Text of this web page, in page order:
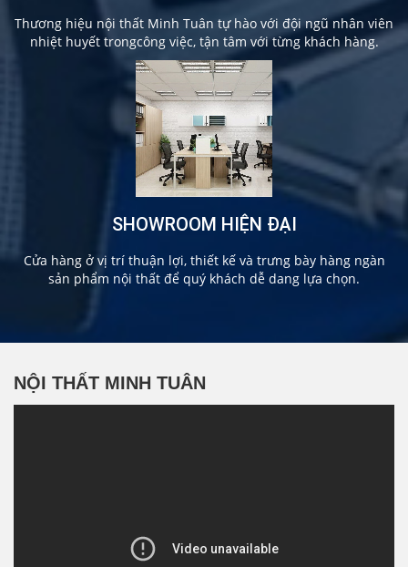
Thương hiệu nội thất Minh Tuân tự hào với đội ngũ nhân viên
nhiệt huyết trongcông việc, tận tâm với từng khách hàng.
SHOWROOM HIỆN ĐẠI
Cửa hàng ở vị trí thuận lợi, thiết kế và trưng bày hàng ngàn
sản phẩm nội thất để quý khách dễ dang lựa chọn.
NỘI THẤT MINH TUÂN